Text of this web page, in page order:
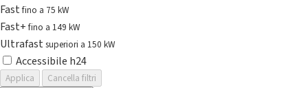
Fastfino a 75 kW
Fast+fino a 149 kW
Ultrafast superiori a 150 kW
Accessibile h24
Applica
Cancella filtri